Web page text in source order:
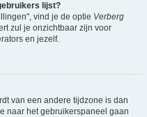
lijst?
vind je de optie Verberg
zul je onzichtbaar zijn voor
en jezelf.
van een andere tijdzone is dan
naar het gebruikerspaneel gaan